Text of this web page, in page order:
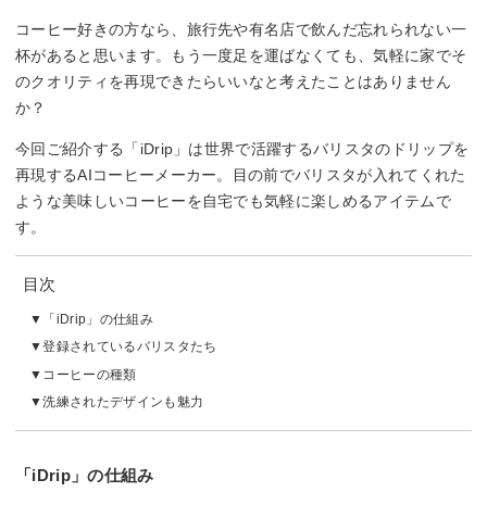
コーヒー好きの方なら、旅行先や有名店で飲んだ忘れられない一
杯があると思います。もう一度足を運ばなくても、気軽に家でそ
のクオリティを再現できたらいいなと考えたことはありません
か？
今回ご紹介する「iDrip」は世界で活躍するバリスタのドリップを
再現するAIコーヒーメーカー。目の前でバリスタが入れてくれた
ような美味しいコーヒーを自宅でも気軽に楽しめるアイテムで
す。
目次
「iDrip」の仕組み
登録されているバリスタたち
コーヒーの種類
洗練されたデザインも魅力
「iDrip」の仕組み